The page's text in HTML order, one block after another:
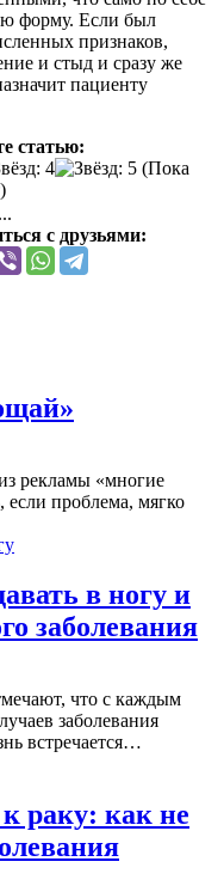
форму. Если был
признаков,
и стыд и сразу же
пациенту
статью:
(Пока
с друзьями:
рекламы «многие
проблема, мягко
в ногу и
заболевания
что с каждым
заболевания
встречается…
раку: как не